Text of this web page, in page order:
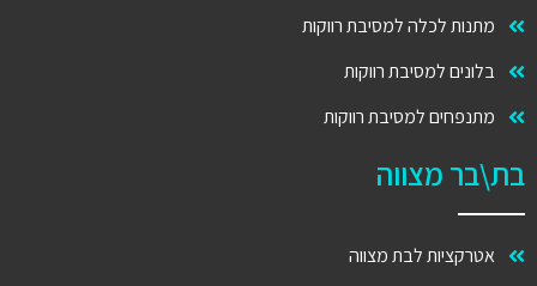
לכלה למסיבת רווקות
למסיבת רווקות
למסיבת רווקות
מצווה
לבת מצווה